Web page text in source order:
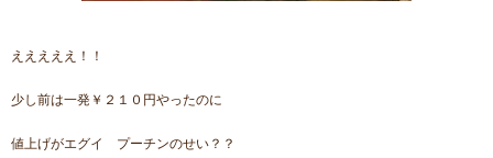
えええええ！！
少し前は一発￥２１０円やったのに
値上げがエグイ プーチンのせい？？